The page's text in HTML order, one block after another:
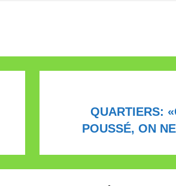
QUARTIERS:
POUSSÉ, ON